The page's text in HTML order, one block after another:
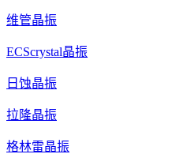
维管晶振
ECScrystal晶振
日蚀晶振
拉隆晶振
格林雷晶振